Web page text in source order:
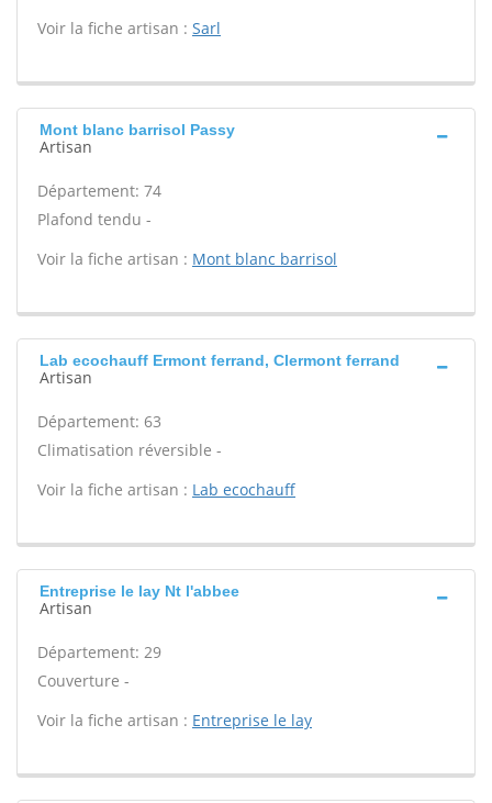
Voir la fiche artisan : Sarl
Mont blanc barrisol Passy
Artisan
Département: 74
Plafond tendu -
Voir la fiche artisan : Mont blanc barrisol
Lab ecochauff Ermont ferrand, Clermont ferrand
Artisan
Département: 63
Climatisation réversible -
Voir la fiche artisan : Lab ecochauff
Entreprise le lay Nt l'abbee
Artisan
Département: 29
Couverture -
Voir la fiche artisan : Entreprise le lay